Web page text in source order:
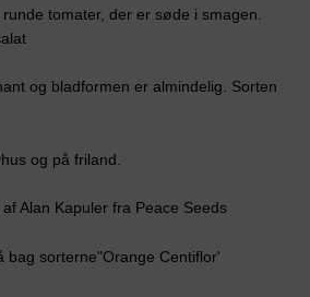
tomater, der er søde i smagen.
og bladformen er almindelig. Sorten
og på friland.
Alan Kapuler fra Peace Seeds
bag sorterne"Orange Centiflor'